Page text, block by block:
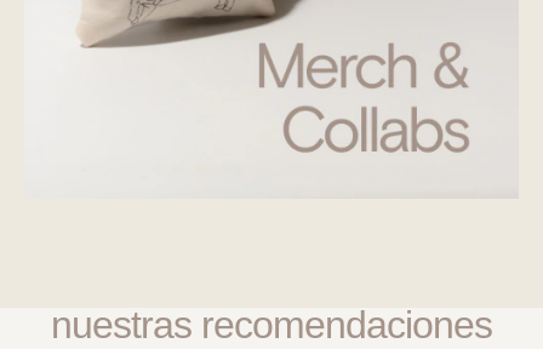
nuestras recomendaciones